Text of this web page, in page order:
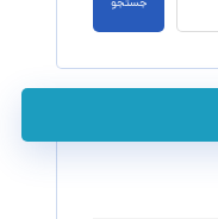
جستجو